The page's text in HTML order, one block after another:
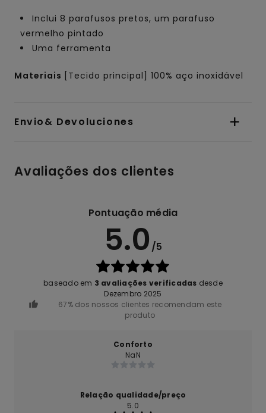
Inclui 8 parafusos pretos, um parafuso
vermelho pintado
Uma ferramenta
Materiais [Tecido principal] 100% aço inoxidável
Envio& Devoluciones
Avaliações dos clientes
Pontuação média
5.0 /5
baseado em 3 avaliações verificadas desde
Dezembro 2025
67% dos nossos clientes recomendam este
produto
Conforto
NaN
Relação qualidade/preço
5.0